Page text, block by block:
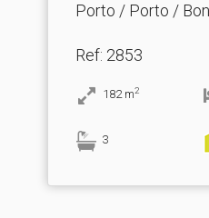
Porto / Porto /
Ref: 2853
182 m2
3